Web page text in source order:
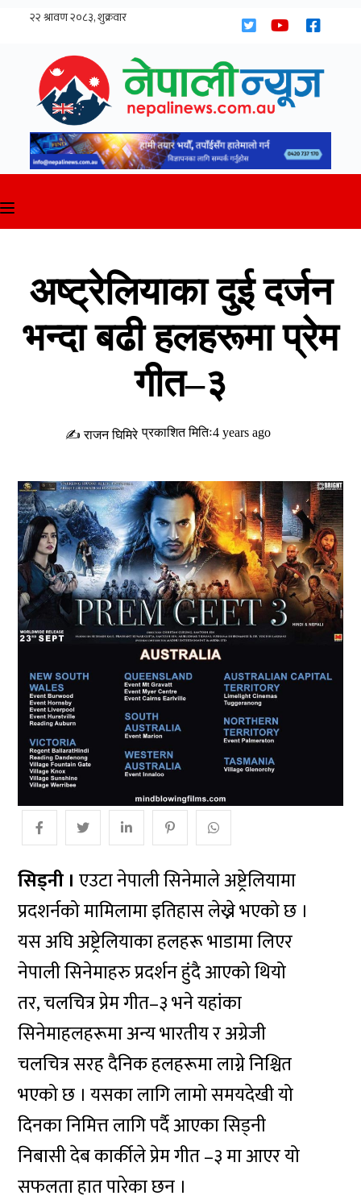
अष्ट्रेलियाका दुई दर्जन
भन्दा बढी हलहरूमा प्रेम
गीत–३
✍ राजन घिमिरे प्रकाशित मितिः4 years ago
सिड्नी । एउटा नेपाली सिनेमाले अष्ट्रेलियामा
प्रदशर्नको मामिलामा इतिहास लेख्ने भएको छ ।
यस अघि अष्ट्रेलियाका हलहरू भाडामा लिएर
नेपाली सिनेमाहरु प्रदर्शन हुंदै आएको थियो
तर, चलचित्र प्रेम गीत–३ भने यहांका
सिनेमाहलहरूमा अन्य भारतीय र अग्रेजी
चलचित्र सरह दैनिक हलहरूमा लाग्ने निश्चित
भएको छ । यसका लागि लामो समयदेखी यो
दिनका निमित्त लागि पर्दै आएका सिड्नी
निबासी देब कार्कीले प्रेम गीत –३ मा आएर यो
सफलता हात पारेका छन ।